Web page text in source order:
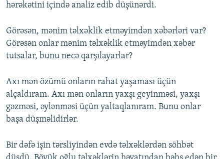
hərəkətini içində analiz edib düşünərdi.
Görəsən, mənim təlxəklik etməyimdən xəbərləri var?
Görəsən onlar mənim təlxəklik etməyimdən xəbər
tutsalar, bunu necə qarşılayarlar?
Axı mən özümü onların rahat yaşaması üçün
alçaldıram. Axı mən onların yaxşı geyinməsi, yaxşı
gəzməsi, əylənməsi üçün yaltaqlanıram. Bunu onlar
başa düşməlidirlər.
Bir dəfə işin tərsliyindən evdə təlxəklərdən söhbət